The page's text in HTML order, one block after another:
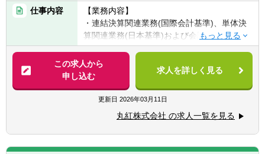
■コーポレートガバナンスコードに係る経験
■日本公認会計士または海外CPA(USCPAを含
む)、公認内部監査人（CIA）、公認情報シス
テム監査人(CISA)、公認不正検査士
（CFE）、公認AMLスペシャリスト（CAMS
/ CAMS-Audit）、公認グルーバルサンクショ
ンスペシャリスト（CGSS）等の資格をお持
ちの方
■ビジネスレベルの英語力（海外出張可能な
・グローバルコンプライアンスリスクアセス
メントおよび高リスク領域の統制強化支援
・新法規制の調査および対応プラクティス支
援
■その他、GRC関連支援
・BCPおよびオペレーショナルレジリエンス
態勢構築支援
・ESGリスク管理支援
財務アドバイザリー業務）
・税理士法人における申告実務、税務コンサ
ルティング業務
・大手企業における財務、会計、税務関連業
務
【望ましい資格】
・日本公認会計士協会準会員の資格保有(公認
会計士試験合格者)
・税理士資格保有(税理士法人での実務経験が
仕事内容
【業務内容】
・連結決算関連業務(国際会計基準)、単体決
算関連業務(日本基準)および会計監査対応業
務等
・全社予算管理業務
・法人税、消費税等の申告・納税・税務調査
・全社税務戦略の企画・立案業務
入社当初は上記の決算関連業務あるいは税務
関連業務を担当することになります。その
後、部内のローテーションなどを通じて、経
この求人から
申し込む
求人を詳しく見る
更新日 2026年03月11日
丸紅株式会社 の求人一覧を見る